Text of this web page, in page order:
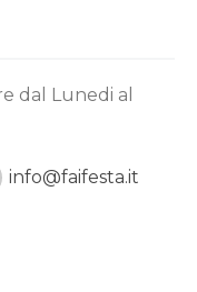
dal Lunedi al
info@faifesta.it